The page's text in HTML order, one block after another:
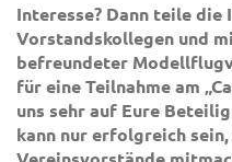
Interesse? Dann teile
Vorstandskollegen und
befreundeter
für eine Teilnahme am
uns sehr auf Eure
kann nur erfolgreich